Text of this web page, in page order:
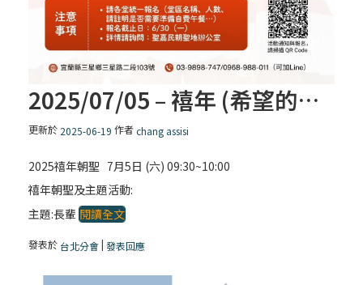
2025/07/05 – 禧年 (希望的朝聖者) 主題:長輩
更新於 2025-06-19 作者chang assisi
2025禧年朝聖 7月5日 (六) 09:30~10:00
禧年朝聖及主題活動:
主題:長輩閱讀全文
發表於 台北分會|發表回應